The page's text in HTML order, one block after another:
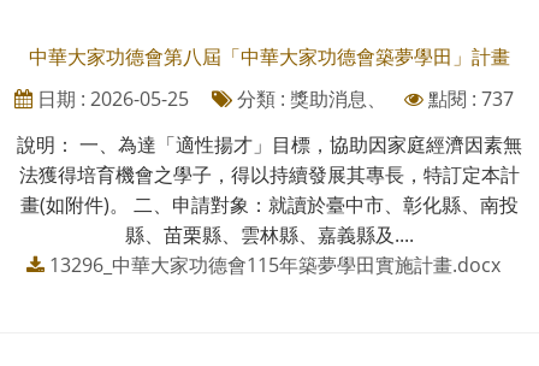
中華大家功德會第八屆「中華大家功德會築夢學田」計畫
日期 : 2026-05-25
分類 : 獎助消息、
點閱 : 737
說明： 一、為達「適性揚才」目標，協助因家庭經濟因素無
法獲得培育機會之學子，得以持續發展其專長，特訂定本計
畫(如附件)。 二、申請對象：就讀於臺中市、彰化縣、南投
縣、苗栗縣、雲林縣、嘉義縣及....
13296_中華大家功德會115年築夢學田實施計畫.docx